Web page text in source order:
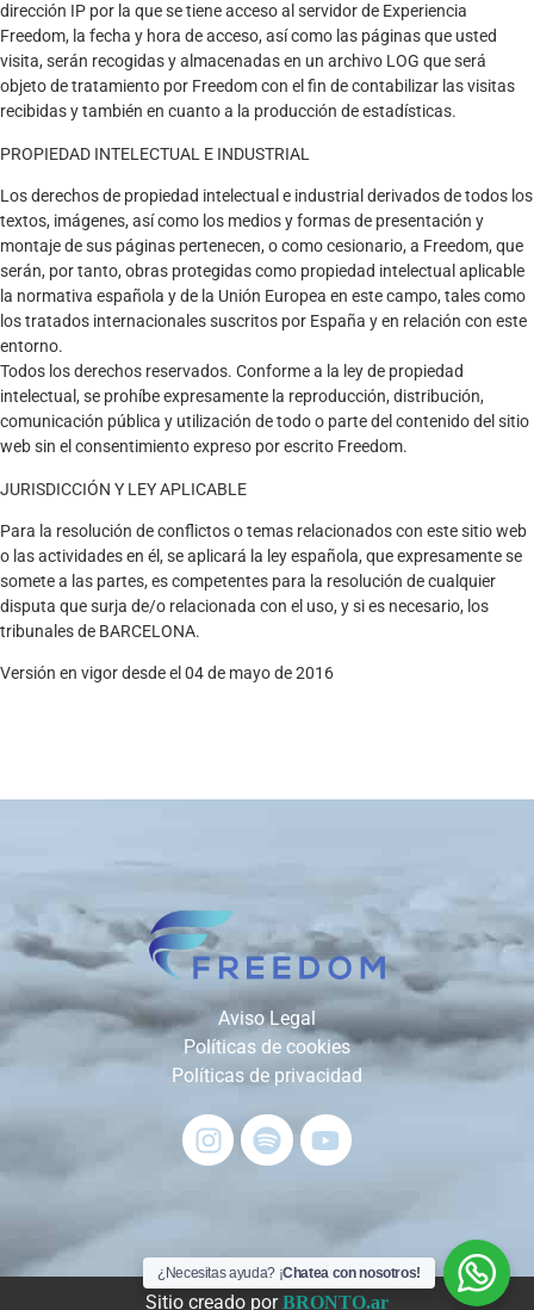
dirección IP por la que se tiene acceso al servidor de Experiencia
Freedom, la fecha y hora de acceso, así como las páginas que usted
visita, serán recogidas y almacenadas en un archivo LOG que será
objeto de tratamiento por Freedom con el fin de contabilizar las visitas
recibidas y también en cuanto a la producción de estadísticas.
PROPIEDAD INTELECTUAL E INDUSTRIAL
Los derechos de propiedad intelectual e industrial derivados de todos los
textos, imágenes, así como los medios y formas de presentación y
montaje de sus páginas pertenecen, o como cesionario, a Freedom, que
serán, por tanto, obras protegidas como propiedad intelectual aplicable
la normativa española y de la Unión Europea en este campo, tales como
los tratados internacionales suscritos por España y en relación con este
entorno.
Todos los derechos reservados. Conforme a la ley de propiedad
intelectual, se prohíbe expresamente la reproducción, distribución,
comunicación pública y utilización de todo o parte del contenido del sitio
web sin el consentimiento expreso por escrito Freedom.
JURISDICCIÓN Y LEY APLICABLE
Para la resolución de conflictos o temas relacionados con este sitio web
o las actividades en él, se aplicará la ley española, que expresamente se
somete a las partes, es competentes para la resolución de cualquier
disputa que surja de/o relacionada con el uso, y si es necesario, los
tribunales de BARCELONA.
Versión en vigor desde el 04 de mayo de 2016
Aviso Legal
Políticas de cookies
Políticas de privacidad
Sitio creado porBRONTO.ar
¿Necesitas ayuda? ¡Chatea con nosotros!